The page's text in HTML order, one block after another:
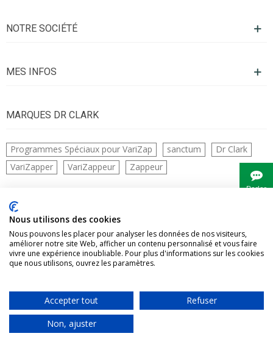
NOTRE SOCIÉTÉ
MES INFOS
MARQUES DR CLARK
Programmes Spéciaux pour VariZap sanctum
Dr Clark
VariZapper
VariZappeur Zappeur
CONTACTS
Parler
Vivre Naturellement tous droits réservés
0
Nous utilisons des cookies
Nous pouvons les placer pour analyser les données de nos visiteurs,
améliorer notre site Web, afficher un contenu personnalisé et vous faire
vivre une expérience inoubliable. Pour plus d'informations sur les cookies
que nous utilisons, ouvrez les paramètres.
Accepter tout
Refuser
Non, ajuster